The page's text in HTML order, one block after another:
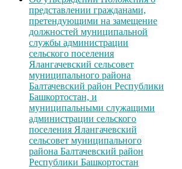
представлении гражданами,
претендующими на замещение
должностей муниципальной
службы администрации
сельского поселения
Ялангачевский сельсовет
муниципального района
Балтачевский район Республики
Башкортостан, и
муниципальными служащими
администрации сельского
поселения Ялангачевский
сельсовет муниципального
района Балтачевский район
Республики Башкортостан